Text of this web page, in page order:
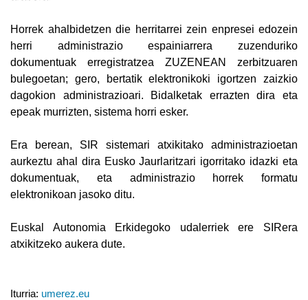
Horrek ahalbidetzen die herritarrei zein enpresei edozein
herri administrazio espainiarrera zuzenduriko
dokumentuak erregistratzea ZUZENEAN zerbitzuaren
bulegoetan; gero, bertatik elektronikoki igortzen zaizkio
dagokion administrazioari. Bidalketak errazten dira eta
epeak murrizten, sistema horri esker.
Era berean, SIR sistemari atxikitako administrazioetan
aurkeztu ahal dira Eusko Jaurlaritzari igorritako idazki eta
dokumentuak, eta administrazio horrek formatu
elektronikoan jasoko ditu.
Euskal Autonomia Erkidegoko udalerriek ere SIRera
atxikitzeko aukera dute.
Iturria: umerez.eu